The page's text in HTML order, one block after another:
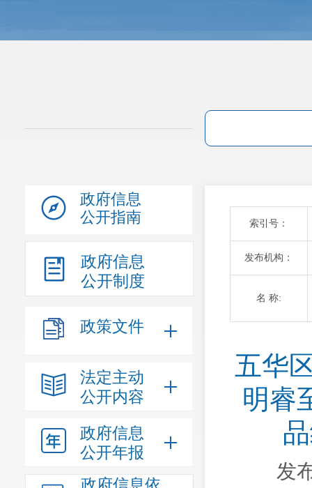
政府信息
公开指南
政府信息
公开制度
政策文件
法定主动
公开内容
政府信息
公开年报
索引号：
发布机构：
名 称:
五华
明睿
发